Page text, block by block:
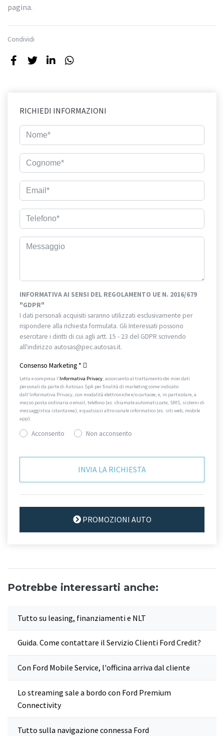
pagina.
Condividi
RICHIEDI INFORMAZIONI
INFORMATIVA AI SENSI DEL REGOLAMENTO UE N. 2016/679
"GDPR"
I dati personali acquisiti saranno utilizzati esclusivamente per
rispondere alla richiesta formulata. Gli Interessati possono
esercitare i diritti di cui agli artt. 15 - 23 del GDPR scrivendo
all'indirizzo autosas@pec.autosas.it.
Consenso Marketing *
Letta e compresa l’Informativa Privacy, acconsento al trattamento dei miei dati
personali da parte di Autosas SpA per finalità di marketing come indicato
dall’Informativa Privacy, con modalità elettroniche e/o cartacee, e, in particolare, a
mezzo posta ordinaria o email, telefono (es. chiamate automatizzate, SMS, sistemi di
messaggistica istantanea), e qualsiasi altro canale informatico (es. siti web, mobile
app).
Acconsento Non acconsento
PROMOZIONI AUTO
Potrebbe interessarti anche:
Tutto su leasing, finanziamenti e NLT
Guida. Come contattare il Servizio Clienti Ford Credit?
Con Ford Mobile Service, l'officina arriva dal cliente
Lo streaming sale a bordo con Ford Premium
Connectivity
Tutto sulla navigazione connessa Ford